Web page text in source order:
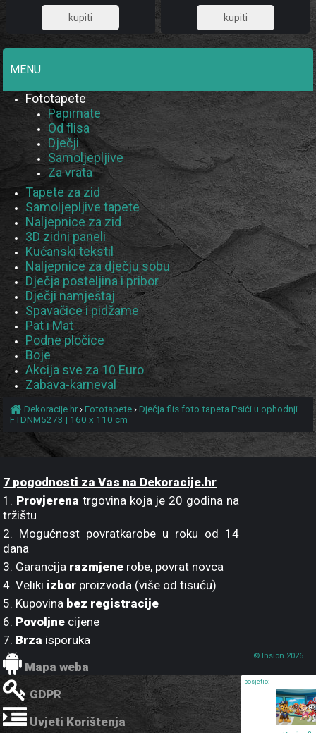
27,47 27,47
MENU
Fototapete
Papirnate
Od flisa
Dječji
Samoljepljive
Za vrata
Tapete za zid
Samoljepljive tapete
Naljepnice za zid
3D zidni paneli
Kućanski tekstil
Naljepnice za dječju sobu
Dječja posteljina i pribor
Dječji namještaj
Spavačice i pidžame
Pat i Mat
Podne pločice
Boje
Akcija sve za 10 Euro
Zabava-karneval
Dekoracije.hr›Fototapete ›Dječja flis foto tapeta Psići u ophodnji
FTDNM5273 | 160 x 110 cm
7 pogodnosti za Vas na Dekoracije.hr
1. Provjerena trgovina koja je 20 godina na
tržištu
2. Mogućnost povratkarobe u roku od 14
dana
3. Garancija razmjene robe, povrat novca
4. Veliki izbor proizvoda (više od tisuću)
5. Kupovina bez registracije
6. Povoljne cijene
7. Brza isporuka
Mapa weba
GDPR
Uvjeti Korištenja
© Insion 2026
posjetio: